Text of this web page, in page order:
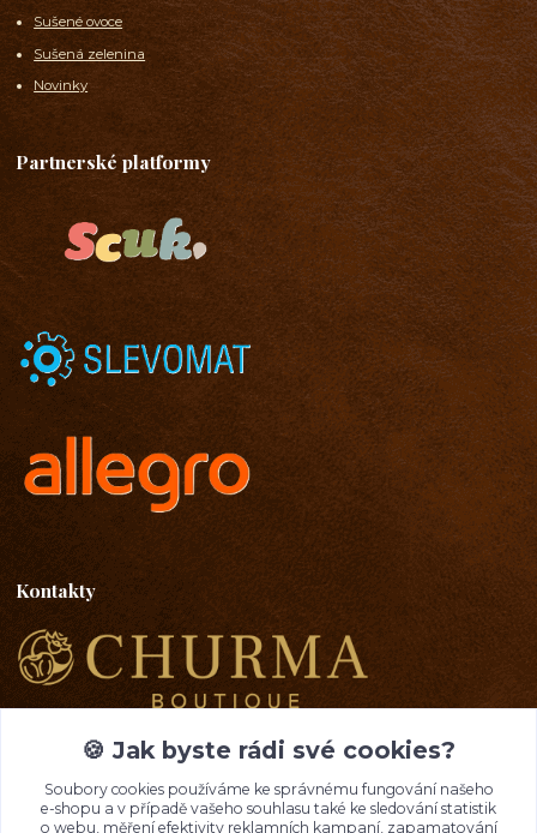
Sušené ovoce
Sušená zelenina
Novinky
Partnerské platformy
Kontakty
+ 420 777 653 501
08:00 - 19:00
info@churma.cz
🍪 Jak byste rádi své cookies?
Soubory cookies používáme ke správnému fungování našeho
e-shopu a v případě vašeho souhlasu také ke sledování statistik
o webu, měření efektivity reklamních kampaní, zapamatování